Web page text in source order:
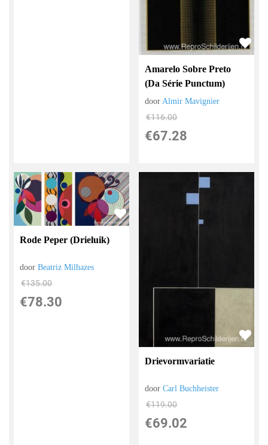
Amarelo Sobre Preto
(Da Série Punctum)
doorAlmir Mavignier
€116.00
€67.28
Rode Peper (Drieluik)
doorBeatriz Milhazes
€135.00
€78.30
Drievormvariatie
doorCarl Buchheister
€119.00
€69.02